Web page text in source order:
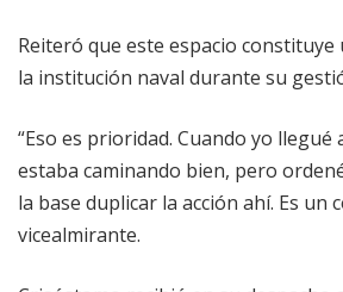
Reiteró que este espacio
la institución naval durante su
“Eso es prioridad. Cuando yo llegué
estaba caminando bien, pero
la base duplicar la acción ahí. Es un
vicealmirante.